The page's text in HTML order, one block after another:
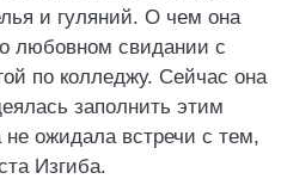
и гуляний. О чем она
любовном свидании с
по колледжу. Сейчас она
заполнить этим
ожидала встречи с тем,
Изгиба.